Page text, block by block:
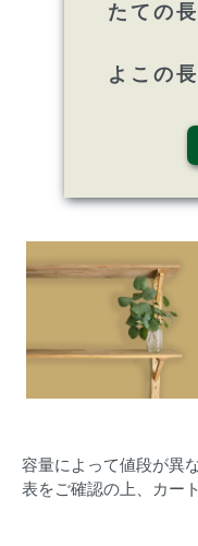
たての長
よこの
容量によって値段が異
表をご確認の上、カー